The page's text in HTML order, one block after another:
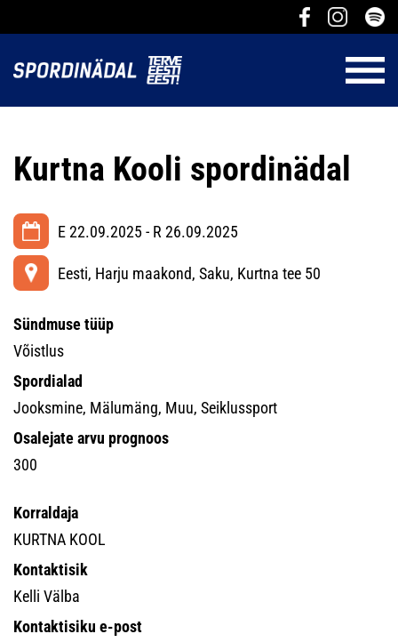
Kurtna Kooli spordinädal
E 22.09.2025 - R 26.09.2025
Eesti, Harju maakond, Saku, Kurtna tee 50
Sündmuse tüüp
Võistlus
Spordialad
Jooksmine, Mälumäng, Muu, Seiklussport
Osalejate arvu prognoos
300
Korraldaja
KURTNA KOOL
Kontaktisik
Kelli Välba
Kontaktisiku e-post